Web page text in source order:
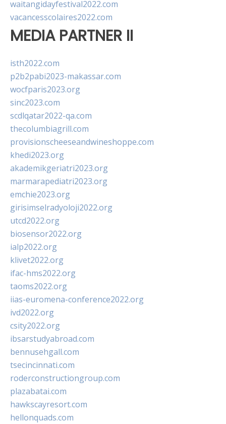
waitangidayfestival2022.com
vacancesscolaires2022.com
MEDIA PARTNER II
isth2022.com
p2b2pabi2023-makassar.com
wocfparis2023.org
sinc2023.com
scdlqatar2022-qa.com
thecolumbiagrill.com
provisionscheeseandwineshoppe.com
khedi2023.org
akademikgeriatri2023.org
marmarapediatri2023.org
emchie2023.org
girisimselradyoloji2022.org
utcd2022.org
biosensor2022.org
ialp2022.org
klivet2022.org
ifac-hms2022.org
taoms2022.org
iias-euromena-conference2022.org
ivd2022.org
csity2022.org
ibsarstudyabroad.com
bennusehgall.com
tsecincinnati.com
roderconstructiongroup.com
plazabatai.com
hawkscayresort.com
hellonquads.com